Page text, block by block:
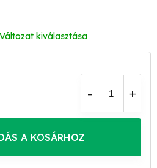
Változat kiválasztása
A KOSÁRHOZ